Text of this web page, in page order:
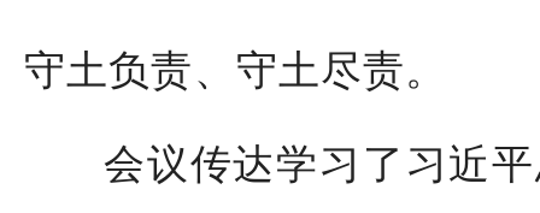
守土负责、守土尽责。
会议传达学习了习近